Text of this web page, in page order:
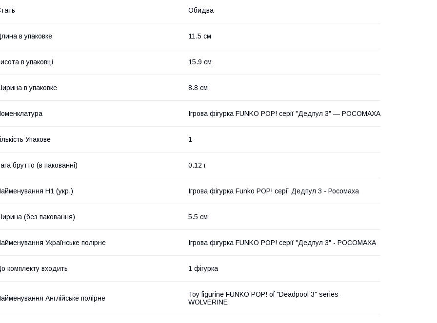
Обидва
в упаковке 11.5 см
в упаковці 15.9 см
в упаковке 8.8 см
Ігрова фігурка FUNKO POP! серії "Дедпул 3" — РОСОМАХА
Упакове 1
брутто (в пакованні) 0.12 г
Н1 (укр.) Ігрова фігурка Funko POP! серії Дедпул 3 - Росомаха
(без паковання) 5.5 см
Українське полірне Ігрова фігурка FUNKO POP! серії "Дедпул 3" - РОСОМАХА
комплекту входить 1 фігурка
Англійське полірне
Toy figurine FUNKO POP! of "Deadpool 3" series -
WOLVERINE